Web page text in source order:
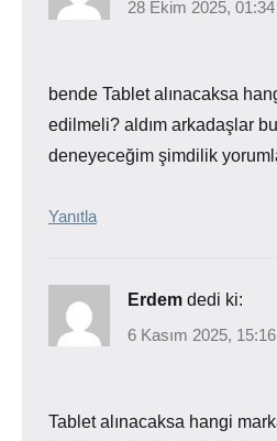
28 Ekim 2025, 01:34
bende Tablet alınacaksa
edilmeli? aldım arkadaşlar
deneyeceğim şimdilik
Yanıtla
Erdem dedi ki:
6 Kasım 2025, 15:16
Tablet alınacaksa hangi